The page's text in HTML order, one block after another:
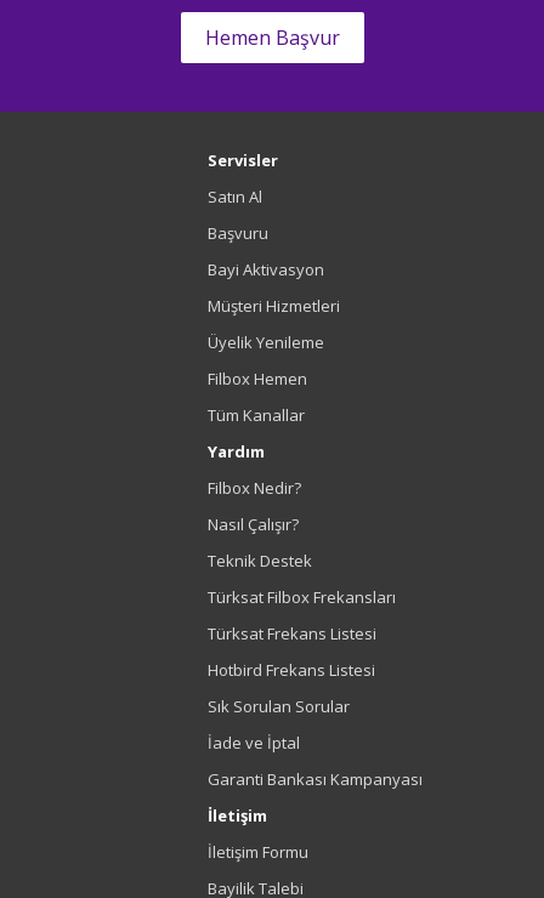
Hemen Başvur
Servisler
Satın Al
Başvuru
Bayi Aktivasyon
Müşteri Hizmetleri
Üyelik Yenileme
Filbox Hemen
Tüm Kanallar
Yardım
Filbox Nedir?
Nasıl Çalışır?
Teknik Destek
Türksat Filbox Frekansları
Türksat Frekans Listesi
Hotbird Frekans Listesi
Sık Sorulan Sorular
İade ve İptal
Garanti Bankası Kampanyası
İletişim
İletişim Formu
Bayilik Talebi